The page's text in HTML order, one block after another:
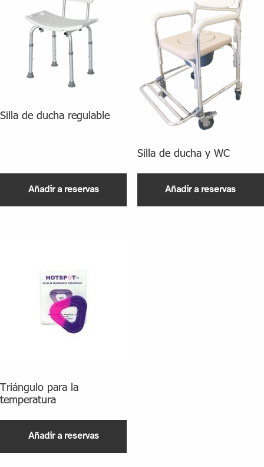
Silla de ducha regulable
Añadir a reservas
Silla de ducha y WC
Añadir a reservas
Triángulo para la
temperatura
Añadir a reservas